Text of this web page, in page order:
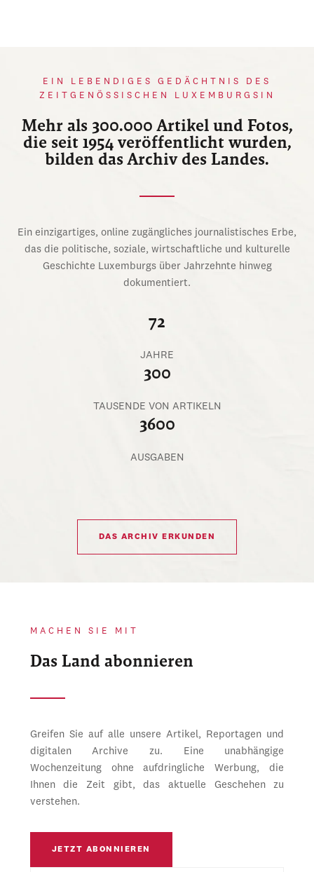
EIN LEBENDIGES GEDÄCHTNIS DES
ZEITGENÖSSISCHEN LUXEMBURGSIN
Mehr als 300.000 Artikel und Fotos,
die seit 1954 veröffentlicht wurden,
bilden das Archiv des Landes.
Ein einzigartiges, online zugängliches journalistisches Erbe,
das die politische, soziale, wirtschaftliche und kulturelle
Geschichte Luxemburgs über Jahrzehnte hinweg
dokumentiert.
72
JAHRE
300
TAUSENDE VON ARTIKELN
3600
AUSGABEN
DAS ARCHIV ERKUNDEN
MACHEN SIE MIT
Das Land abonnieren
Greifen Sie auf alle unsere Artikel, Reportagen und
digitalen Archive zu. Eine unabhängige
Wochenzeitung ohne aufdringliche Werbung, die
Ihnen die Zeit gibt, das aktuelle Geschehen zu
verstehen.
JETZT ABONNIEREN